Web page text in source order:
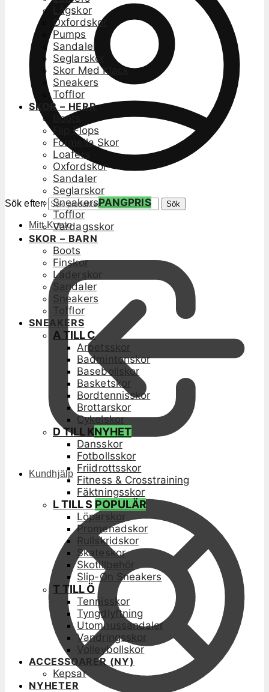
Sök efter: Sök
Mitt Konto
Kundhjälp
Lågskor
Oxfordskor
Pumps
Sandaler
Seglarskor
Skor Med Klack
Sneakers
Tofflor
SKOR – HERR
Boots
Flip Flops
Formella Skor
Loafers
Oxfordskor
Sandaler
Seglarskor
SneakersPANGPRIS
Tofflor
Vardagsskor
SKOR – BARN
Boots
Finskor
Läderskor
Sandaler
Sneakers
Tofflor
SNEAKERS
A TILL C
Arbetsskor
Badmintonskor
Basebollskor
Basketskor
Bordtennisskor
Brottarskor
Cykelskor
D TILL KNYHET
Dansskor
Fotbollsskor
Friidrottsskor
Fitness & Crosstraining
Fäktningsskor
L TILL S POPULÄR
Löparskor
Promenadskor
Rullskridskor
Skateskor
Skotillbehör
Slip-On Sneakers
T TILL Ö
Tennisskor
Tyngdlyftning
Utomhussandaler
Vandringsskor
Volleybollskor
ACCESSOARER (NY)
Kepsar
NYHETER